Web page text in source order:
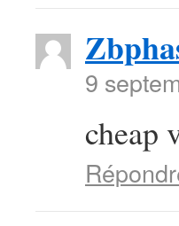
9
cheap